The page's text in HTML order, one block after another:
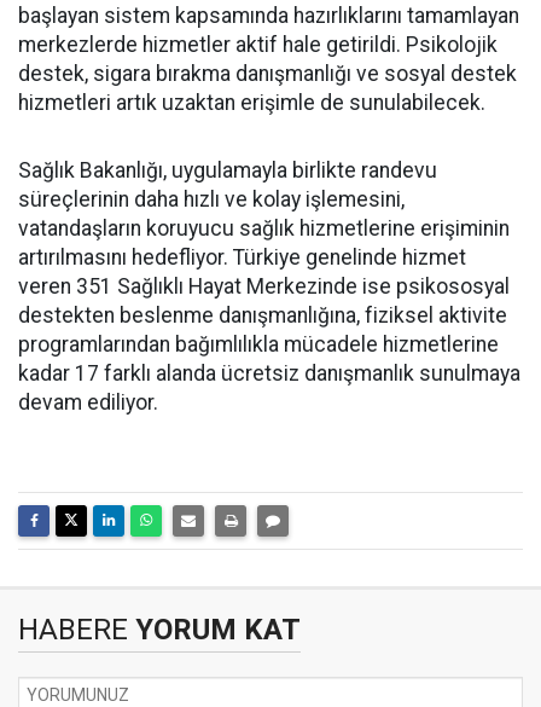
başlayan sistem kapsamında hazırlıklarını tamamlayan
merkezlerde hizmetler aktif hale getirildi. Psikolojik
destek, sigara bırakma danışmanlığı ve sosyal destek
hizmetleri artık uzaktan erişimle de sunulabilecek.
Sağlık Bakanlığı, uygulamayla birlikte randevu
süreçlerinin daha hızlı ve kolay işlemesini,
vatandaşların koruyucu sağlık hizmetlerine erişiminin
artırılmasını hedefliyor. Türkiye genelinde hizmet
veren 351 Sağlıklı Hayat Merkezinde ise psikososyal
destekten beslenme danışmanlığına, fiziksel aktivite
programlarından bağımlılıkla mücadele hizmetlerine
kadar 17 farklı alanda ücretsiz danışmanlık sunulmaya
devam ediliyor.
HABERE YORUM KAT